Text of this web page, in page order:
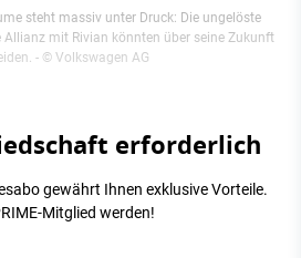
steht massiv unter Druck: Die ungelöste
mit Rivian könnten über seine Zukunft
- © Volkswagen AG
erforderlich
gewährt Ihnen exklusive Vorteile.
Mitglied werden!